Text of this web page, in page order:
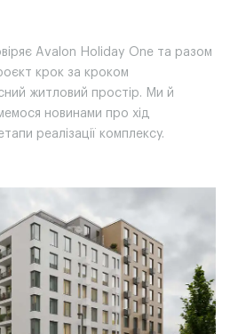
Avalon Holiday One та разом
крок за кроком
житловий простір. Ми й
новинами про хід
реалізації комплексу.